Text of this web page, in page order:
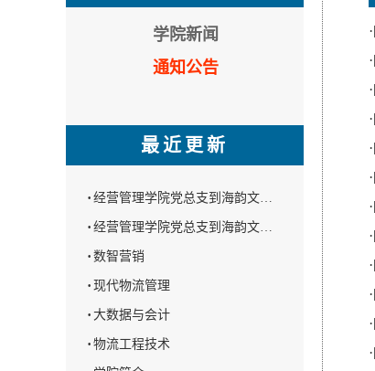
学院新闻
通知公告
最近更新
· 经营管理学院党总支到海韵文…
· 经营管理学院党总支到海韵文…
· 数智营销
· 现代物流管理
· 大数据与会计
· 物流工程技术
·
·
·
·
·
·
·
·
·
·
·
·